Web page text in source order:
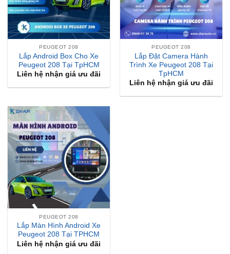
PEUGEOT 208
Lắp Android Box Cho Xe
Peugeot 208 Tại TpHCM
Liên hệ nhận giá ưu đãi
PEUGEOT 208
Lắp Đặt Camera Hành
Trình Xe Peugeot 208 Tại
TpHCM
Liên hệ nhận giá ưu đãi
PEUGEOT 208
Lắp Màn Hình Android Xe
Peugeot 208 Tại TPHCM
Liên hệ nhận giá ưu đãi